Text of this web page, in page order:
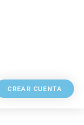
CREAR CUENTA